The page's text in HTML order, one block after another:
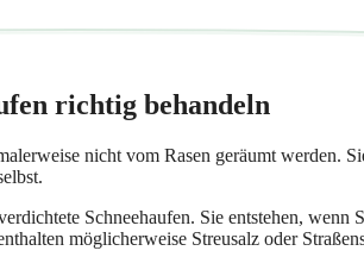
richtig behandeln
nicht vom Rasen geräumt
Schneehaufen. Sie entstehen,
möglicherweise Streusalz oder